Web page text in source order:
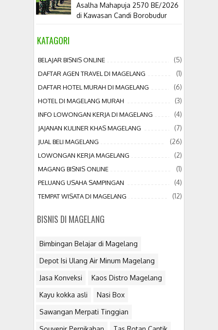
Asalha Mahapuja 2570 BE/2026
di Kawasan Candi Borobudur
KATAGORI
BELAJAR BISNIS ONLINE (5)
DAFTAR AGEN TRAVEL DI MAGELANG (1)
DAFTAR HOTEL MURAH DI MAGELANG (6)
HOTEL DI MAGELANG MURAH (3)
INFO LOWONGAN KERJA DI MAGELANG (4)
JAJANAN KULINER KHAS MAGELANG (7)
JUAL BELI MAGELANG (26)
LOWONGAN KERJA MAGELANG (2)
MAGANG BISNIS ONLINE (1)
PELUANG USAHA SAMPINGAN (4)
TEMPAT WISATA DI MAGELANG (12)
BISNIS DI MAGELANG
Bimbingan Belajar di Magelang
Depot Isi Ulang Air Minum Magelang
Jasa Konveksi Kaos Distro Magelang
Kayu kokka asli Nasi Box
Sawangan Merpati Tinggian